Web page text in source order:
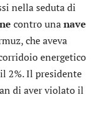
nella seduta di
contro unanave
che aveva
energetico
2%. Il presidente
di aver violato il